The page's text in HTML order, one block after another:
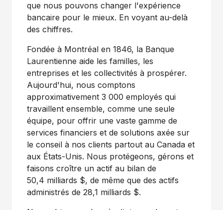
que nous pouvons changer l'expérience
bancaire pour le mieux. En voyant au-delà
des chiffres.
Fondée à Montréal en 1846, la Banque
Laurentienne aide les familles, les
entreprises et les collectivités à prospérer.
Aujourd'hui, nous comptons
approximativement 3 000 employés qui
travaillent ensemble, comme une seule
équipe, pour offrir une vaste gamme de
services financiers et de solutions axée sur
le conseil à nos clients partout au Canada et
aux États-Unis. Nous protégeons, gérons et
faisons croître un actif au bilan de
50,4 milliards $, de même que des actifs
administrés de 28,1 milliards $.